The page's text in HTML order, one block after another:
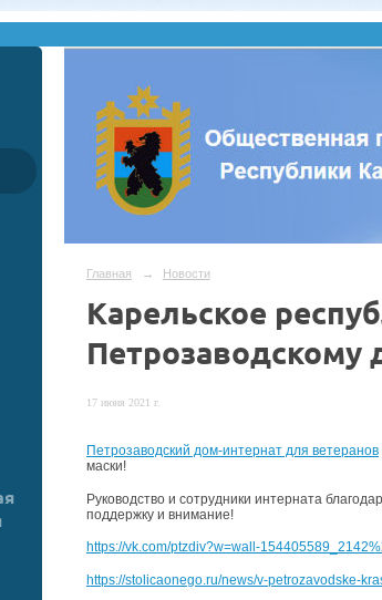
Главная → Новости
Карельское
Петрозаводскому
17 июня 2021 г.
Петрозаводский дом-интернат для ветеранов
маски!
Руководство и сотрудники интерната
поддержку и внимание!
https://vk.com/ptzdiv?w=wall-
https://stolicaonego.ru/news/v-petrozavodske-